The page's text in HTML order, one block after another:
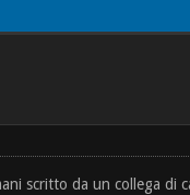
scritto da un collega di